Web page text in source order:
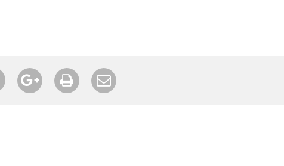
sur Facebook
Partager sur TwitterPartager sur Google+
Imprimer